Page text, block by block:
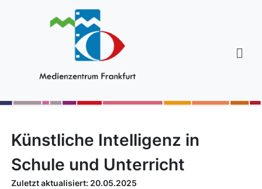
Künstliche Intelligenz in
Schule und Unterricht
Zuletzt aktualisiert: 20.05.2025